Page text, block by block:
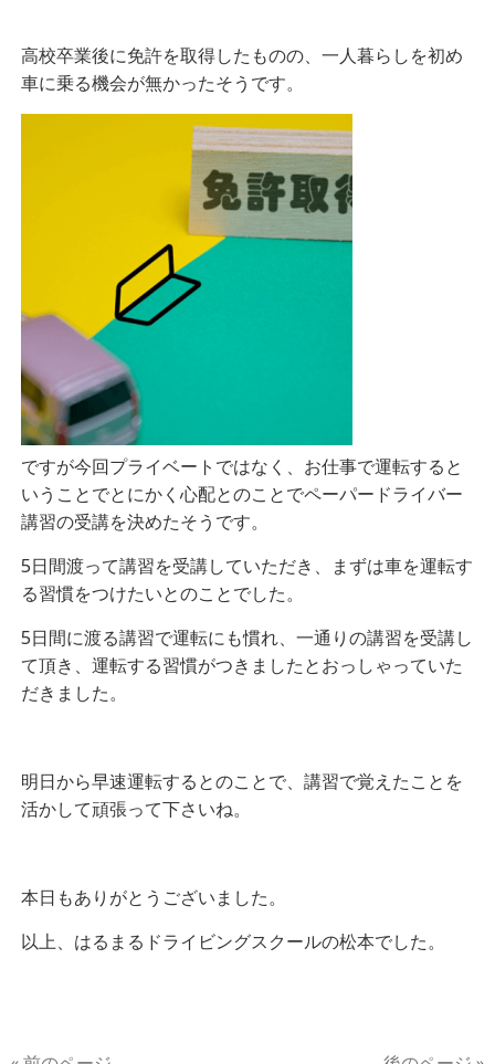
高校卒業後に免許を取得したものの、一人暮らしを初め
車に乗る機会が無かったそうです。
ですが今回プライベートではなく、お仕事で運転すると
いうことでとにかく心配とのことでペーパードライバー
講習の受講を決めたそうです。
5日間渡って講習を受講していただき、まずは車を運転す
る習慣をつけたいとのことでした。
5日間に渡る講習で運転にも慣れ、一通りの講習を受講し
て頂き、運転する習慣がつきましたとおっしゃっていた
だきました。
明日から早速運転するとのことで、講習で覚えたことを
活かして頑張って下さいね。
本日もありがとうございました。
以上、はるまるドライビングスクールの松本でした。